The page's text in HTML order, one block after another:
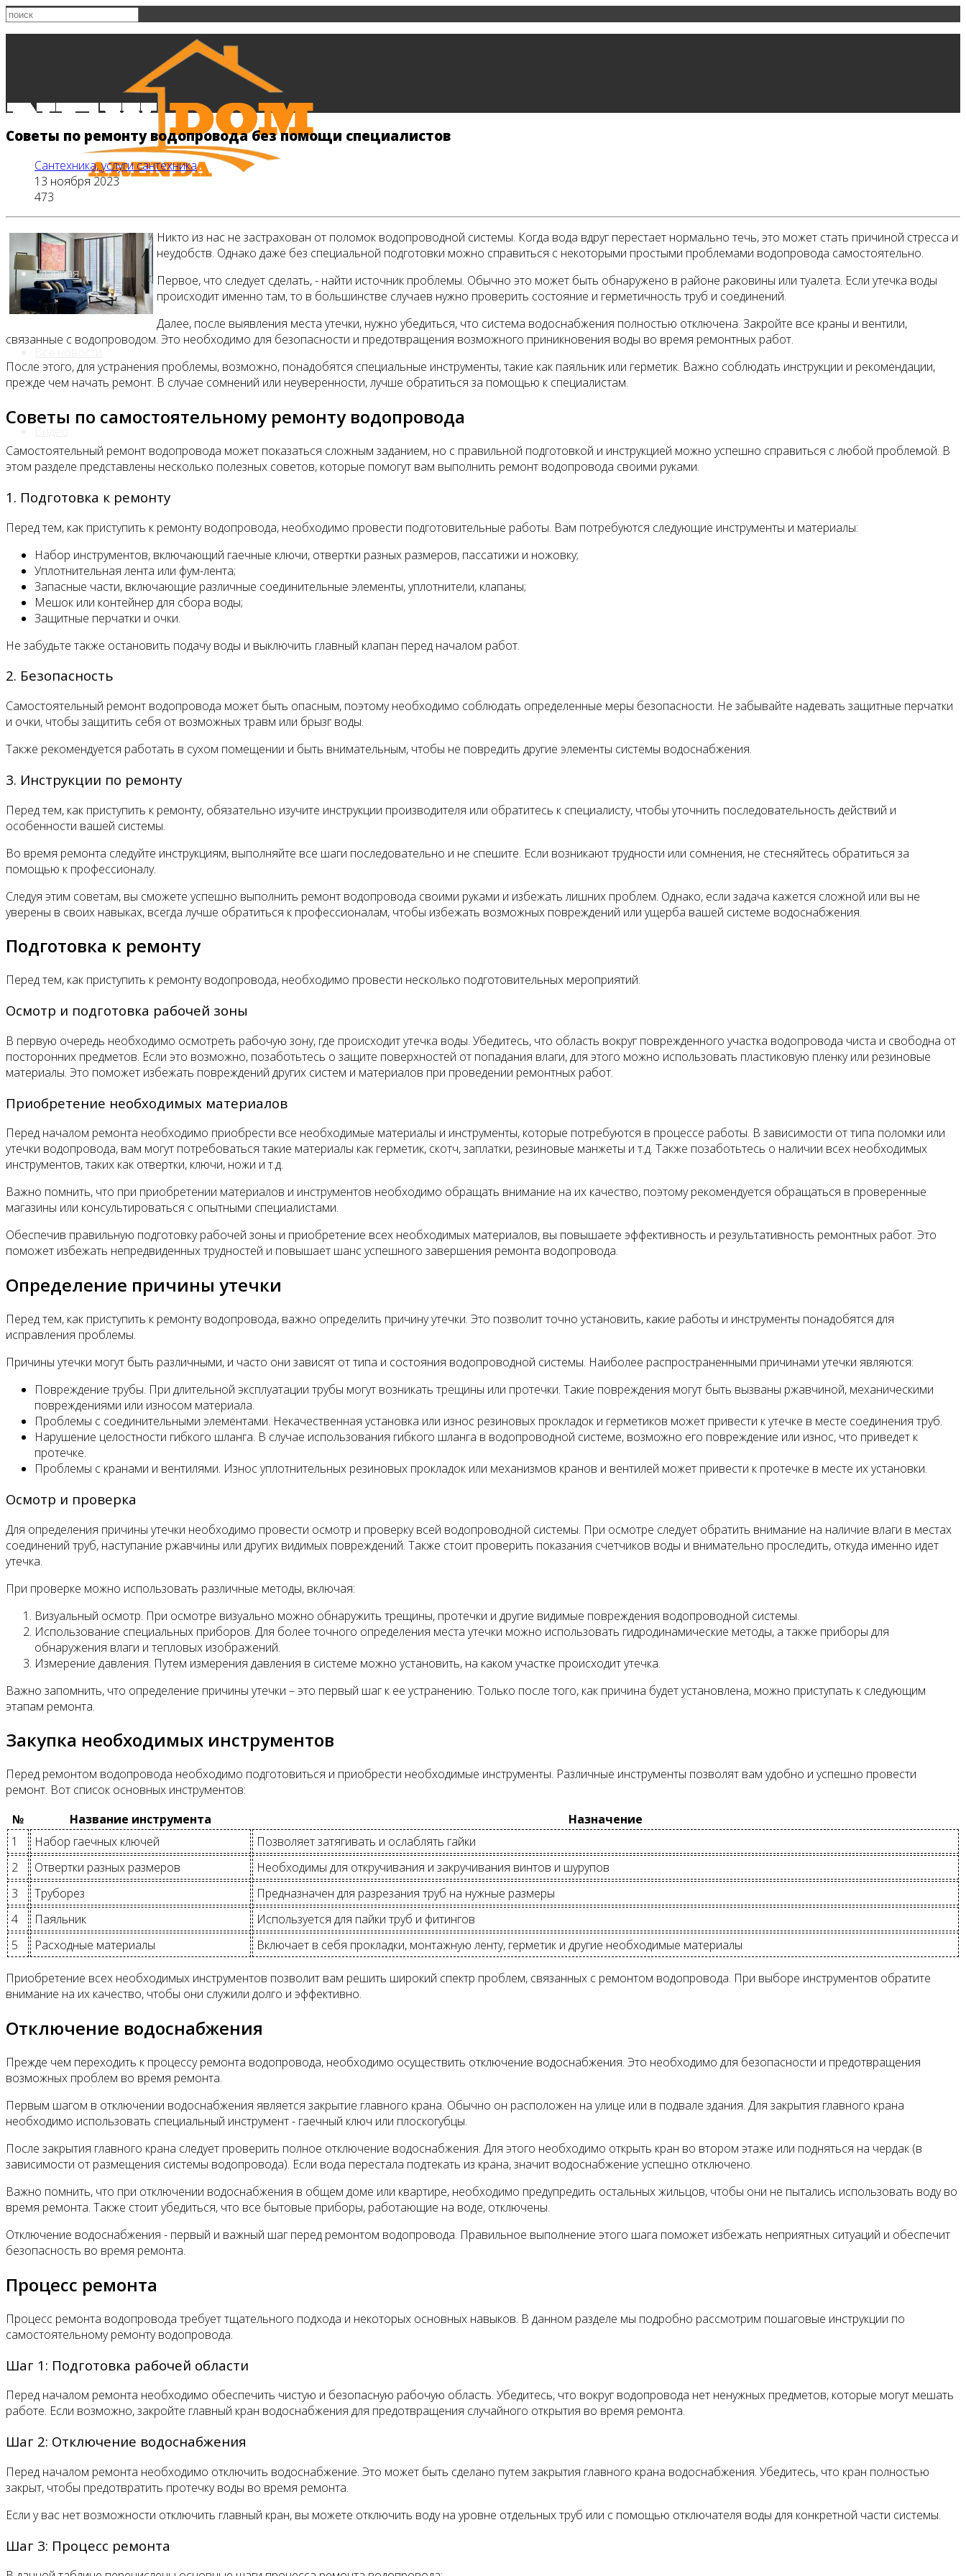
Главная
Советы по ремонту водопровода без помощи специалистов
Сантехника, услуги сантехника
13 ноября 2023
473
Никто из нас не застрахован от поломок водопроводной системы. Когда вода вдруг перестает нормально течь, это может стать причиной стресса и
неудобств. Однако даже без специальной подготовки можно справиться с некоторыми простыми проблемами водопровода самостоятельно.
Первое, что следует сделать, - найти источник проблемы. Обычно это может быть обнаружено в районе раковины или туалета. Если утечка воды
происходит именно там, то в большинстве случаев нужно проверить состояние и герметичность труб и соединений.
Далее, после выявления места утечки, нужно убедиться, что система водоснабжения полностью отключена. Закройте все краны и вентили,
связанные с водопроводом. Это необходимо для безопасности и предотвращения возможного приникновения воды во время ремонтных работ.
После этого, для устранения проблемы, возможно, понадобятся специальные инструменты, такие как паяльник или герметик. Важно соблюдать инструкции и рекомендации,
прежде чем начать ремонт. В случае сомнений или неуверенности, лучше обратиться за помощью к специалистам.
Советы по самостоятельному ремонту водопровода
Самостоятельный ремонт водопровода может показаться сложным заданием, но с правильной подготовкой и инструкцией можно успешно справиться с любой проблемой. В
этом разделе представлены несколько полезных советов, которые помогут вам выполнить ремонт водопровода своими руками.
1. Подготовка к ремонту
Перед тем, как приступить к ремонту водопровода, необходимо провести подготовительные работы. Вам потребуются следующие инструменты и материалы:
Набор инструментов, включающий гаечные ключи, отвертки разных размеров, пассатижи и ножовку;
Уплотнительная лента или фум-лента;
Запасные части, включающие различные соединительные элементы, уплотнители, клапаны;
Мешок или контейнер для сбора воды;
Защитные перчатки и очки.
Не забудьте также остановить подачу воды и выключить главный клапан перед началом работ.
2. Безопасность
Самостоятельный ремонт водопровода может быть опасным, поэтому необходимо соблюдать определенные меры безопасности. Не забывайте надевать защитные перчатки
и очки, чтобы защитить себя от возможных травм или брызг воды.
Также рекомендуется работать в сухом помещении и быть внимательным, чтобы не повредить другие элементы системы водоснабжения.
3. Инструкции по ремонту
Перед тем, как приступить к ремонту, обязательно изучите инструкции производителя или обратитесь к специалисту, чтобы уточнить последовательность действий и
особенности вашей системы.
Во время ремонта следуйте инструкциям, выполняйте все шаги последовательно и не спешите. Если возникают трудности или сомнения, не стесняйтесь обратиться за
помощью к профессионалу.
Следуя этим советам, вы сможете успешно выполнить ремонт водопровода своими руками и избежать лишних проблем. Однако, если задача кажется сложной или вы не
уверены в своих навыках, всегда лучше обратиться к профессионалам, чтобы избежать возможных повреждений или ущерба вашей системе водоснабжения.
Подготовка к ремонту
Перед тем, как приступить к ремонту водопровода, необходимо провести несколько подготовительных мероприятий.
Осмотр и подготовка рабочей зоны
В первую очередь необходимо осмотреть рабочую зону, где происходит утечка воды. Убедитесь, что область вокруг поврежденного участка водопровода чиста и свободна от
посторонних предметов. Если это возможно, позаботьтесь о защите поверхностей от попадания влаги, для этого можно использовать пластиковую пленку или резиновые
материалы. Это поможет избежать повреждений других систем и материалов при проведении ремонтных работ.
Приобретение необходимых материалов
Перед началом ремонта необходимо приобрести все необходимые материалы и инструменты, которые потребуются в процессе работы. В зависимости от типа поломки или
утечки водопровода, вам могут потребоваться такие материалы как герметик, скотч, заплатки, резиновые манжеты и т.д. Также позаботьтесь о наличии всех необходимых
инструментов, таких как отвертки, ключи, ножи и т.д.
Важно помнить, что при приобретении материалов и инструментов необходимо обращать внимание на их качество, поэтому рекомендуется обращаться в проверенные
магазины или консультироваться с опытными специалистами.
Обеспечив правильную подготовку рабочей зоны и приобретение всех необходимых материалов, вы повышаете эффективность и результативность ремонтных работ. Это
поможет избежать непредвиденных трудностей и повышает шанс успешного завершения ремонта водопровода.
Определение причины утечки
Перед тем, как приступить к ремонту водопровода, важно определить причину утечки. Это позволит точно установить, какие работы и инструменты понадобятся для
исправления проблемы.
Причины утечки могут быть различными, и часто они зависят от типа и состояния водопроводной системы. Наиболее распространенными причинами утечки являются:
Повреждение трубы. При длительной эксплуатации трубы могут возникать трещины или протечки. Такие повреждения могут быть вызваны ржавчиной, механическими
повреждениями или износом материала.
Проблемы с соединительными элементами. Некачественная установка или износ резиновых прокладок и герметиков может привести к утечке в месте соединения труб.
Нарушение целостности гибкого шланга. В случае использования гибкого шланга в водопроводной системе, возможно его повреждение или износ, что приведет к
протечке.
Проблемы с кранами и вентилями. Износ уплотнительных резиновых прокладок или механизмов кранов и вентилей может привести к протечке в месте их установки.
Осмотр и проверка
Для определения причины утечки необходимо провести осмотр и проверку всей водопроводной системы. При осмотре следует обратить внимание на наличие влаги в местах
соединений труб, наступание ржавчины или других видимых повреждений. Также стоит проверить показания счетчиков воды и внимательно проследить, откуда именно идет
утечка.
При проверке можно использовать различные методы, включая:
Визуальный осмотр. При осмотре визуально можно обнаружить трещины, протечки и другие видимые повреждения водопроводной системы.
Использование специальных приборов. Для более точного определения места утечки можно использовать гидродинамические методы, а также приборы для
обнаружения влаги и тепловых изображений.
Измерение давления. Путем измерения давления в системе можно установить, на каком участке происходит утечка.
Важно запомнить, что определение причины утечки – это первый шаг к ее устранению. Только после того, как причина будет установлена, можно приступать к следующим
этапам ремонта.
Закупка необходимых инструментов
Перед ремонтом водопровода необходимо подготовиться и приобрести необходимые инструменты. Различные инструменты позволят вам удобно и успешно провести
ремонт. Вот список основных инструментов:
№
Название инструмента
Назначение
1
Набор гаечных ключей
Позволяет затягивать и ослаблять гайки
2
Отвертки разных размеров
Необходимы для откручивания и закручивания винтов и шурупов
3
Труборез
Предназначен для разрезания труб на нужные размеры
4
Паяльник
Используется для пайки труб и фитингов
5
Расходные материалы Включает в себя прокладки, монтажную ленту, герметик и другие необходимые материалы
Приобретение всех необходимых инструментов позволит вам решить широкий спектр проблем, связанных с ремонтом водопровода. При выборе инструментов обратите
внимание на их качество, чтобы они служили долго и эффективно.
Отключение водоснабжения
Прежде чем переходить к процессу ремонта водопровода, необходимо осуществить отключение водоснабжения. Это необходимо для безопасности и предотвращения
возможных проблем во время ремонта.
Первым шагом в отключении водоснабжения является закрытие главного крана. Обычно он расположен на улице или в подвале здания. Для закрытия главного крана
необходимо использовать специальный инструмент - гаечный ключ или плоскогубцы.
После закрытия главного крана следует проверить полное отключение водоснабжения. Для этого необходимо открыть кран во втором этаже или подняться на чердак (в
зависимости от размещения системы водопровода). Если вода перестала подтекать из крана, значит водоснабжение успешно отключено.
Важно помнить, что при отключении водоснабжения в общем доме или квартире, необходимо предупредить остальных жильцов, чтобы они не пытались использовать воду во
время ремонта. Также стоит убедиться, что все бытовые приборы, работающие на воде, отключены.
Отключение водоснабжения - первый и важный шаг перед ремонтом водопровода. Правильное выполнение этого шага поможет избежать неприятных ситуаций и обеспечит
безопасность во время ремонта.
Процесс ремонта
Процесс ремонта водопровода требует тщательного подхода и некоторых основных навыков. В данном разделе мы подробно рассмотрим пошаговые инструкции по
самостоятельному ремонту водопровода.
Шаг 1: Подготовка рабочей области
Перед началом ремонта необходимо обеспечить чистую и безопасную рабочую область. Убедитесь, что вокруг водопровода нет ненужных предметов, которые могут мешать
работе. Если возможно, закройте главный кран водоснабжения для предотвращения случайного открытия во время ремонта.
Шаг 2: Отключение водоснабжения
Перед началом ремонта необходимо отключить водоснабжение. Это может быть сделано путем закрытия главного крана водоснабжения. Убедитесь, что кран полностью
закрыт, чтобы предотвратить протечку воды во время ремонта.
Если у вас нет возможности отключить главный кран, вы можете отключить воду на уровне отдельных труб или с помощью отключателя воды для конкретной части системы.
Шаг 3: Процесс ремонта